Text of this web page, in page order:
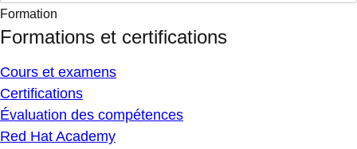
Formation
Formations et certifications
Cours et examens
Certifications
Évaluation des compétences
Red Hat Academy